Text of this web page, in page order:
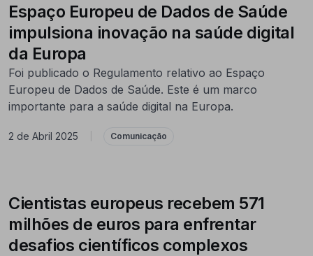
Espaço Europeu de Dados de Saúde
impulsiona inovação na saúde digital
da Europa
Foi publicado o Regulamento relativo ao Espaço
Europeu de Dados de Saúde. Este é um marco
importante para a saúde digital na Europa.
2 de Abril 2025 Comunicação
Cientistas europeus recebem 571
milhões de euros para enfrentar
desafios científicos complexos